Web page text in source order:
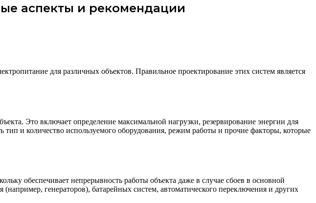
аспекты и рекомендации
для различных объектов. Правильное проектирование этих систем является
Это включает определение максимальной нагрузки, резервирование энергии для
и количество используемого оборудования, режим работы и прочие факторы, которые
обеспечивает непрерывность работы объекта даже в случае сбоев в основной
генераторов), батарейных систем, автоматического переключения и других